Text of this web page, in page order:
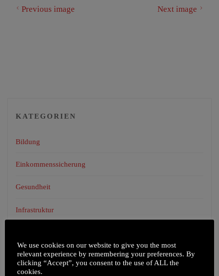
Previous image Next image
KATEGORIEN
Bildung
Einkommenssicherung
Gesundheit
Infrastruktur
We use cookies on our website to give you the most
relevant experience by remembering your preferences. By
clicking “Accept”, you consent to the use of ALL the
cookies.